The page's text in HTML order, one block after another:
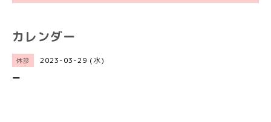
カレンダー
休診 2023-03-29 (水)
ー